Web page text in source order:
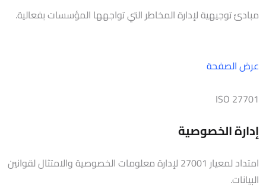
مبادئ توجيهية لإدارة المخاطر التي تواجهها المؤسسات بفعالية.
عرض الصفحة
ISO 27701
إدارة الخصوصية
امتداد لمعيار 27001 لإدارة معلومات الخصوصية والامتثال لقوانين
البيانات.